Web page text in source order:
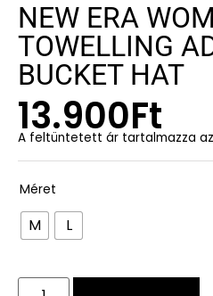
NEW ERA
TOWELLING
BUCKET HAT
13.900Ft
A feltüntetett ár tartalmazza
Méret
M L